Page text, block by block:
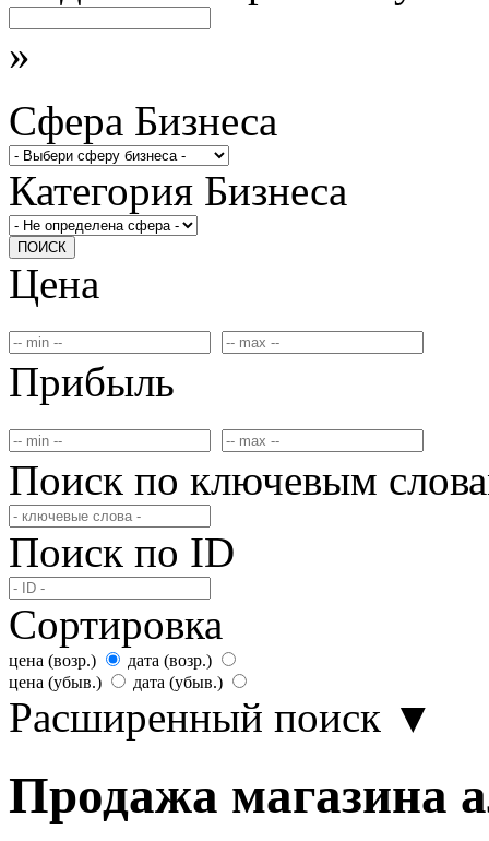
»
Сфера Бизнеса
Категория Бизнеса
ПОИСК
Цена
Прибыль
Поиск по ключевым
Поиск по ID
Сортировка
цена (возр.)
дата (возр.)
цена (убыв.)
дата (убыв.)
Расширенный поиск ▼
Продажа магазина